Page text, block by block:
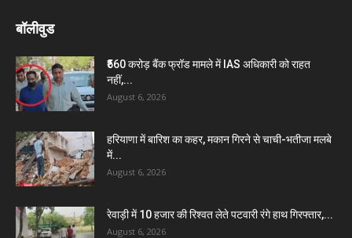
बॉलीवुड
₹560 करोड़ बैंक फ्रॉड मामले में IAS अधिकारी को राहत
नहीं,...
August 6, 2026
हरियाणा में बारिश का कहर, मकान गिरने से चाची-भतीजा मलबे
में...
August 6, 2026
रेवाड़ी में 10 हजार की रिश्वत लेते पटवारी रंगे हाथ गिरफ्तार,...
August 6, 2026